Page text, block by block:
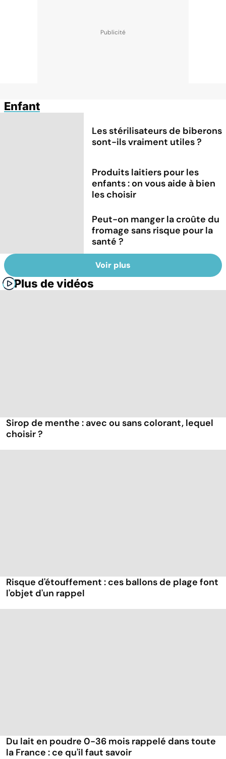
Enfant
Les stérilisateurs de biberons
sont-ils vraiment utiles ?
Produits laitiers pour les
enfants : on vous aide à bien
les choisir
Peut-on manger la croûte du
fromage sans risque pour la
santé ?
Voir plus
Plus de vidéos
Sirop de menthe : avec ou sans colorant, lequel
choisir ?
Risque d'étouffement : ces ballons de plage font
l'objet d'un rappel
Du lait en poudre 0-36 mois rappelé dans toute
la France : ce qu'il faut savoir